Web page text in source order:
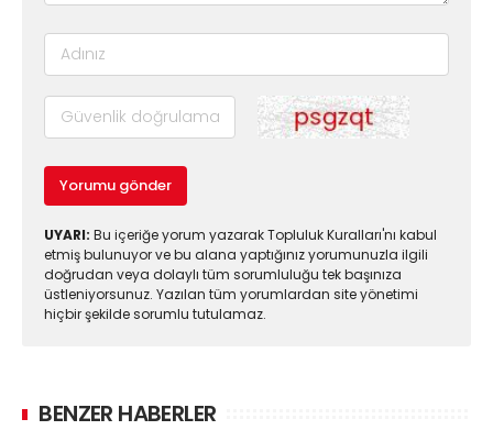
Yorumu gönder
UYARI: Bu içeriğe yorum yazarak Topluluk Kuralları'nı kabul
etmiş bulunuyor ve bu alana yaptığınız yorumunuzla ilgili
doğrudan veya dolaylı tüm sorumluluğu tek başınıza
üstleniyorsunuz. Yazılan tüm yorumlardan site yönetimi
hiçbir şekilde sorumlu tutulamaz.
BENZER HABERLER